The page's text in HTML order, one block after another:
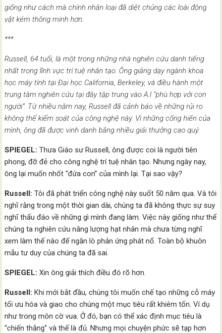
giống như cách mà chính nhân loại đã diệt chủng các loài động
vật kém thông minh hơn.
***
Russell, 64 tuổi, là một trong những nhà nghiên cứu danh tiếng
nhất trong lĩnh vực trí tuệ nhân tạo. Ông giảng dạy ngành khoa
học máy tính tại Đại học California, Berkeley, và điều hành một
trung tâm nghiên cứu tại đây tập trung vào A.I “phù hợp với con
người”. Từ nhiều năm nay, Russell đã cảnh báo về những rủi ro
không thể kiểm soát của công nghệ này. Vì những cống hiến của
mình, ông đã được vinh danh bằng nhiều giải thưởng cao quý.
SPIEGEL: Thưa Giáo sư Russell, ông được coi là người tiên
phong, đỡ đẻ cho công nghệ trí tuệ nhân tạo. Nhưng ngày nay,
ông lại muốn nhốt “đứa con” của mình lại. Tại sao vậy?
Russell: Tôi đã phát triển công nghệ này suốt 50 năm qua. Và tôi
nghĩ rằng trong một thời gian dài, chúng ta đã không thực sự suy
nghĩ thấu đáo về những gì mình đang làm. Việc này giống như thể
chúng ta nghiên cứu năng lượng hạt nhân mà chưa từng nghĩ
xem làm thế nào để ngăn lò phản ứng phát nổ. Toàn bộ khuôn
mẫu tư duy của chúng ta đã sai.
SPIEGEL: Xin ông giải thích điều đó rõ hơn.
Russell: Khi mới bắt đầu, chúng tôi muốn chế tạo những cỗ máy
tối ưu hóa và giao cho chúng một mục tiêu rất khiêm tốn. Ví dụ
như trong môn cờ vua. Ở đó, bạn có thể xác định mục tiêu là
“chiến thắng” và thế là đủ. Nhưng mọi chuyện phức sẽ tạp hơn